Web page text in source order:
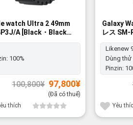
watch Ultra 2 49mm
A [Black・Black
Band] GPS+Cellular -
100%
100,800¥ Giá
gốc
là:
100,800¥.
97,800¥Giá
97,800¥.
(Đã có thuế)
thích
Galaxy
レス SM-
Mystic
Likenew
Dùng thử
Pinzin:
Yêu